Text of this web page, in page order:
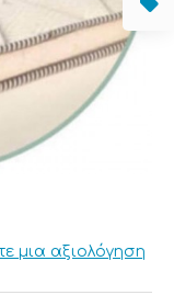
μια αξιολόγηση